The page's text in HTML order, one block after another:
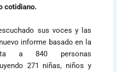
cotidiano.
sus voces y las
informe basado en la
a 840 personas
271 niñas, niños y